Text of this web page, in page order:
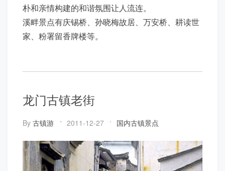
朴和亲情构建的和谐氛围让人流连。
溪畔景点有庆锡桥、孙晓梅故居、万安桥、耕读世
家、粉署留香牌楼等。
龙门古镇老街
By 古镇游 2011-12-27 国内古镇景点